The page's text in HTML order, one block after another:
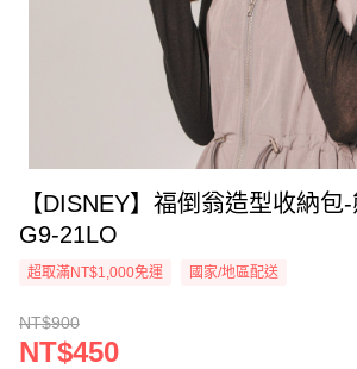
【DISNEY】福倒翁造型收納包
G9-21LO
超取滿NT$1,000免運 國家/地區配送
NT$900
NT$450